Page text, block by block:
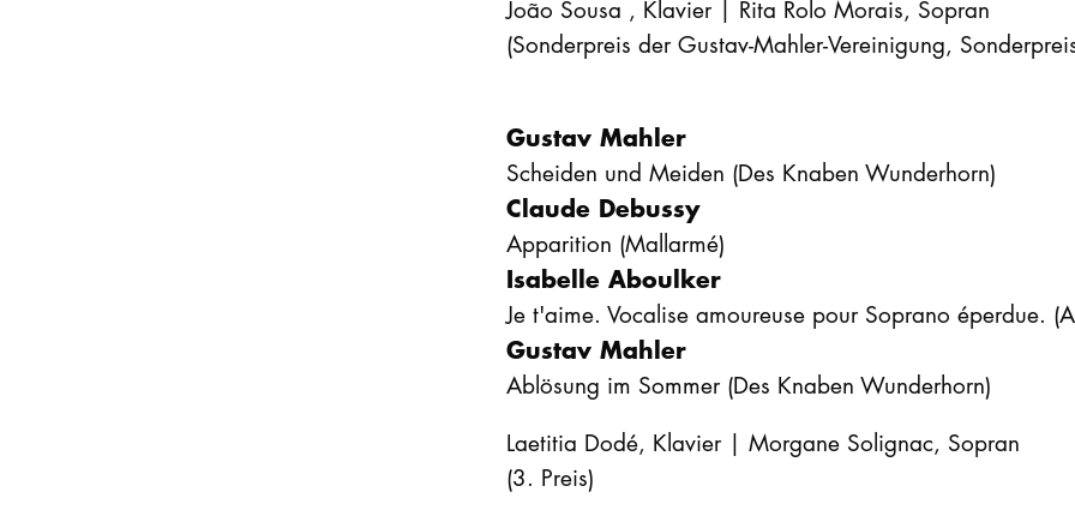
João Sousa , Klavier | Rita Rolo Morais, Sopran
(Sonderpreis der Gustav-Mahler-Vereinigung,
Gustav Mahler
Scheiden und Meiden (Des Knaben Wunderhorn)
Claude Debussy
Apparition (Mallarmé)
Isabelle Aboulker
Je t'aime. Vocalise amoureuse pour Soprano éperdue.
Gustav Mahler
Ablösung im Sommer (Des Knaben Wunderhorn)
Laetitia Dodé, Klavier | Morgane Solignac, Sopran
(3. Preis)